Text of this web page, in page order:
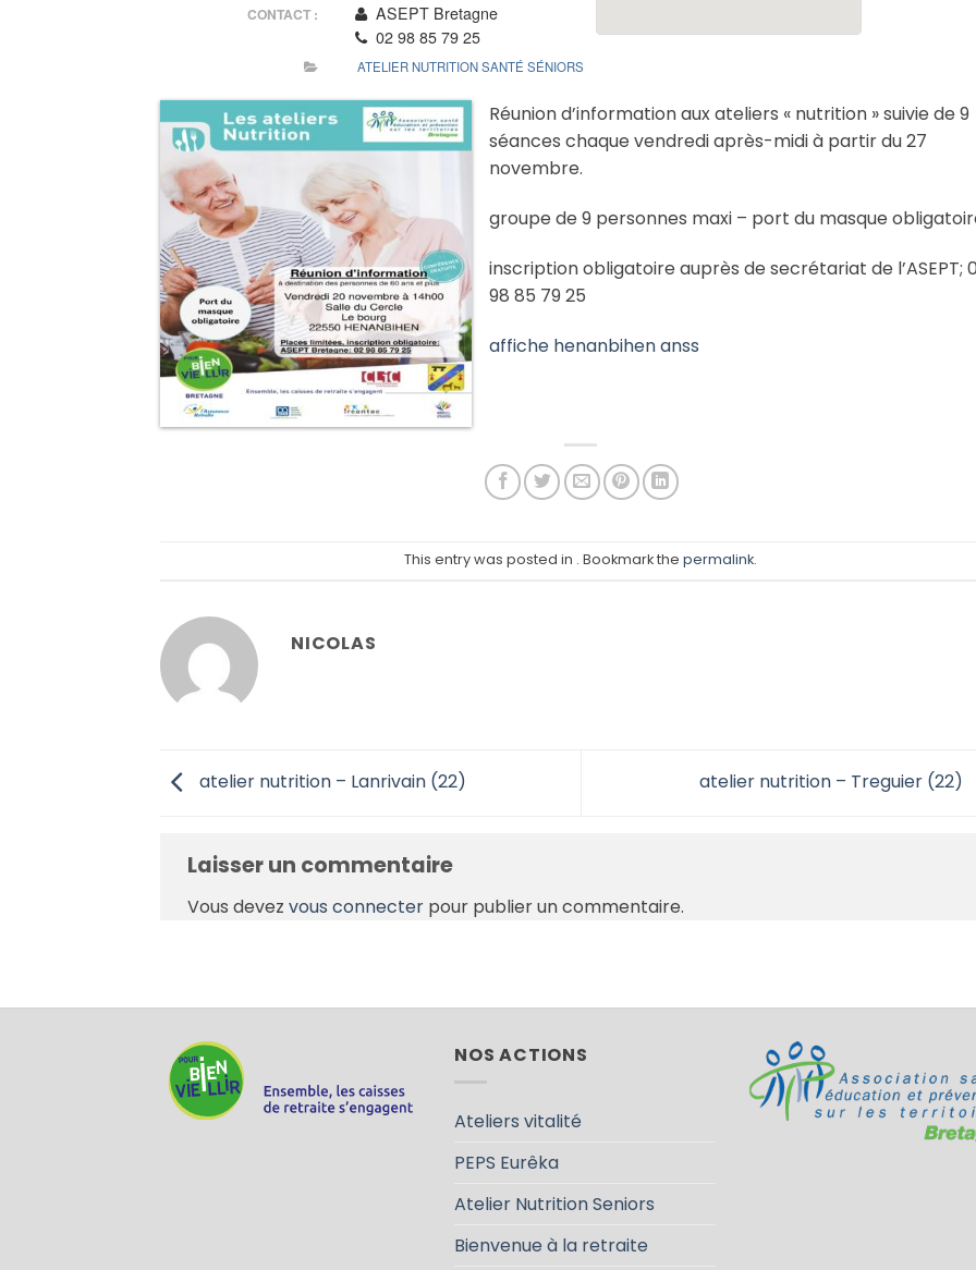
CONTACT :
ASEPT Bretagne
02 98 85 79 25
ATELIER NUTRITION SANTÉ SÉNIORS
Réunion d’information aux ateliers « nutrition » suivie de 9
séances chaque vendredi après-midi à partir du 27
novembre.
groupe de 9 personnes maxi – port du masque
inscription obligatoire auprès de secrétariat de l’ASEPT;
98 85 79 25
affiche henanbihen anss
This entry was posted in . Bookmark thepermalink.
NICOLAS
atelier nutrition – Lanrivain (22) atelier nutrition – Treguier (22)
Laisser un commentaire
Vous devez vous connecter pour publier un commentaire.
NOS ACTIONS
Ateliers vitalité
PEPS Eurêka
Atelier Nutrition Seniors
Bienvenue à la retraite